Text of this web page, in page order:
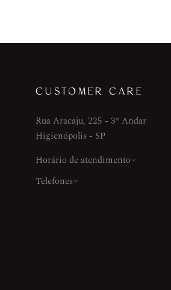
CUSTOMER CARE
Rua Aracaju, 225 - 3º Andar
Higienópolis - SP
Horário de atendimento
Telefones